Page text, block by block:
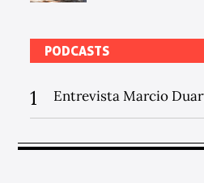
PODCASTS
1 Entrevista Marcio